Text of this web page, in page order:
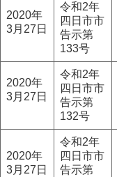
2020年
3月27日
令和2年
四日市市
告示第
133号
2020年
3月27日
令和2年
四日市市
告示第
132号
2020年
3月27日
令和2年
四日市市
告示第